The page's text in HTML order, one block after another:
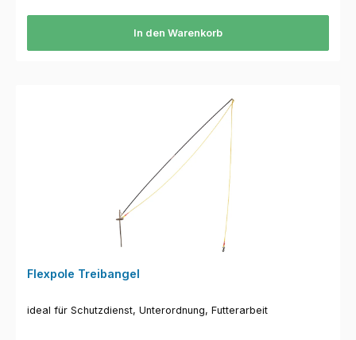
In den Warenkorb
Flexpole Treibangel
ideal für Schutzdienst, Unterordnung, Futterarbeit